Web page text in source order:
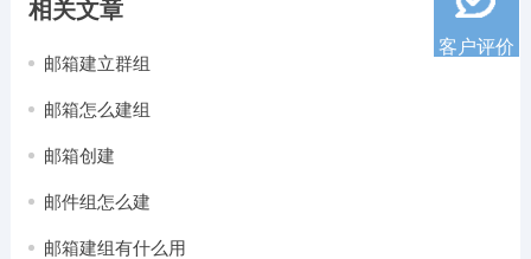
相关文章
邮箱建立群组
邮箱怎么建组
邮箱创建
邮件组怎么建
邮箱建组有什么用
客户评价